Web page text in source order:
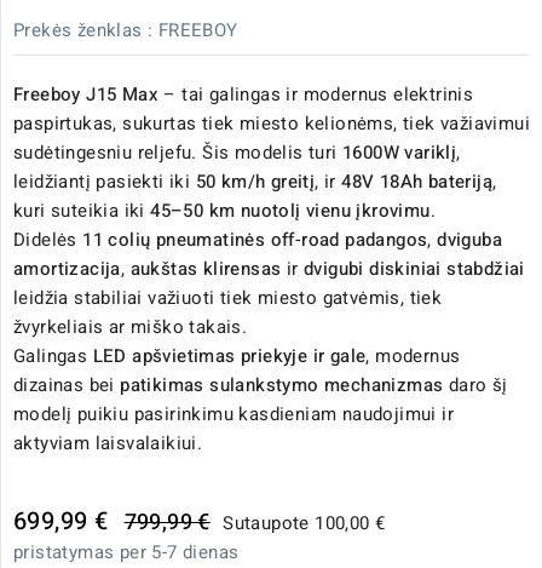
Prekės ženklas : FREEBOY
Freeboy J15 Max – tai galingas ir modernus elektrinis
paspirtukas, sukurtas tiek miesto kelionėms, tiek važiavimui
sudėtingesniu reljefu. Šis modelis turi 1600W variklį,
leidžiantį pasiekti iki 50 km/h greitį, ir48V 18Ah bateriją,
kuri suteikia iki45–50 km nuotolį vienu įkrovimu.
Didelės 11 colių pneumatinės off-road padangos,dviguba
amortizacija, aukštas klirensas irdvigubi diskiniai stabdžiai
leidžia stabiliai važiuoti tiek miesto gatvėmis, tiek
žvyrkeliais ar miško takais.
Galingas LED apšvietimas priekyje ir gale, modernus
dizainas bei patikimas sulankstymo mechanizmas daro šį
modelį puikiu pasirinkimu kasdieniam naudojimui ir
aktyviam laisvalaikiui.
699,99 € 799,99 € Sutaupote 100,00 €
pristatymas per 5-7 dienas